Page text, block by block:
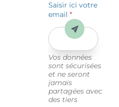
Saisir ici votre
email*
Vos données
sont sécurisées
et ne seront
jamais
partagées avec
des tiers
Envoyer